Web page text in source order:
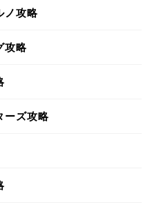
ノ攻略
攻略
ーズ攻略